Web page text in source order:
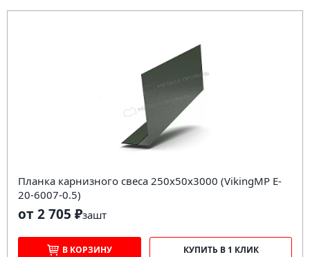
Планка карнизного свеса 250х50х3000 (VikingMP E-
20-6007-0.5)
от 2 705 ₽зашт
В КОРЗИНУ КУПИТЬ В 1 КЛИК